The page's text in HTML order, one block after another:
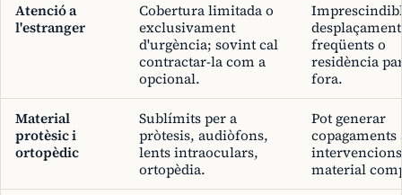
Atenció a
l'estranger
Cobertura limitada o
exclusivament
d'urgència; sovint cal
contractar-la com a
opcional.
freqüents o
residència
fora.
Material
protèsic i
ortopèdic
Sublímits per a
pròtesis, audiòfons,
lents intraoculars,
ortopèdia.
Pot generar
copagaments
material